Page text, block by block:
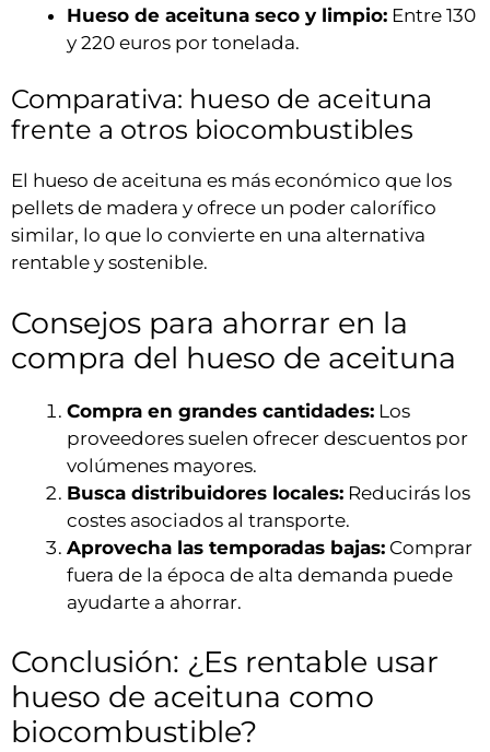
Hueso de aceituna seco y limpio: Entre 130
y 220 euros por tonelada.
Comparativa: hueso de aceituna
frente a otros biocombustibles
El hueso de aceituna es más económico que los
pellets de madera y ofrece un poder calorífico
similar, lo que lo convierte en una alternativa
rentable y sostenible.
Consejos para ahorrar en la
compra del hueso de aceituna
Compra en grandes cantidades: Los
proveedores suelen ofrecer descuentos por
volúmenes mayores.
Busca distribuidores locales: Reducirás los
costes asociados al transporte.
Aprovecha las temporadas bajas: Comprar
fuera de la época de alta demanda puede
ayudarte a ahorrar.
Conclusión: ¿Es rentable usar
hueso de aceituna como
biocombustible?